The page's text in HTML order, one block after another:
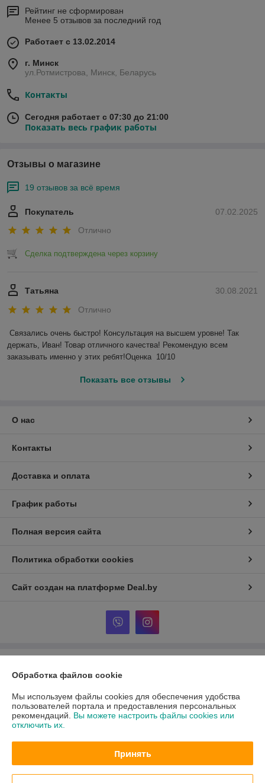
Рейтинг не сформирован
Менее 5 отзывов за последний год
Работает с 13.02.2014
г. Минск
ул.Ротмистрова, Минск, Беларусь
Контакты
Сегодня работает с 07:30 до 21:00
Показать весь график работы
Отзывы о магазине
19 отзывов за всё время
07.02.2025
Покупатель
Отлично
Сделка подтверждена через корзину
30.08.2021
Татьяна
Отлично
Связались очень быстро! Консультация на высшем уровне! Так
держать, Иван! Товар отличного качества! Рекомендую всем
заказывать именно у этих ребят!Оценка  10/10
Показать все отзывы
О нас
Контакты
Доставка и оплата
График работы
Полная версия сайта
Политика обработки cookies
Сайт создан на платформе Deal.by
предприниматель Гриневич Иван Иванович
220075, г. Минск, ул. Ротмистрова 62/28
Регистрационный номер ЕГР: 191497671
Регистрационный орган: Минский городской исполнительный комитет
Дата регистрации компании: 04.01.2012
Обработка файлов cookie
Мы используем файлы cookies для обеспечения удобства
пользователей портала и предоставления персональных
рекомендаций. Вы можете настроить файлы cookies или
отключить их.
Принять